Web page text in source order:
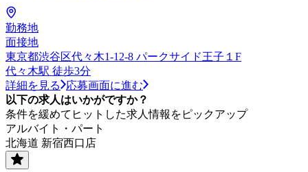
勤務地
面接地
東京都渋谷区代々木1-12-8 パークサイド王子１F
代々木駅 徒歩3分
詳細を見る
応募画面に進む
以下の求人はいかがですか？
条件を緩めてヒットした求人情報をピックアップ
アルバイト・パート
北海道 新宿西口店